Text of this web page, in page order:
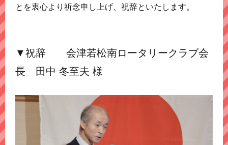
とを衷心より祈念申し上げ、祝辞といたします。
▼祝辞 会津若松南ロータリークラブ会
長 田中 冬至夫 様